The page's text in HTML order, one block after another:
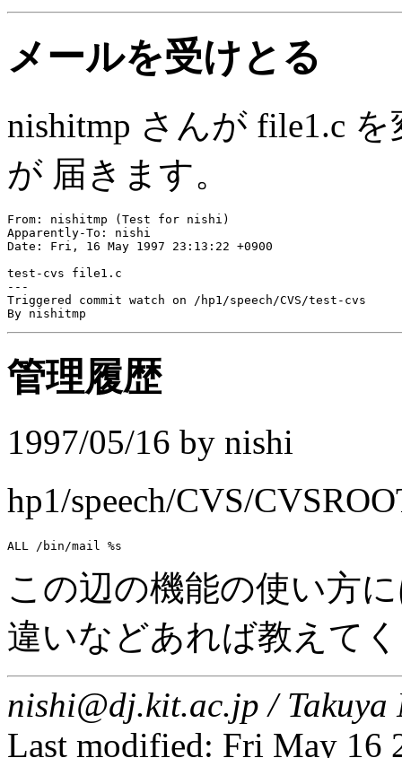
メールを受けとる
nishitmp さんが file1.c
が 届きます。
From: nishitmp (Test for nishi)
Apparently-To: nishi
Date: Fri, 16 May 1997 23:13:22 +0900
test-cvs file1.c
---
Triggered commit watch on /hp1/speech/CVS/test-cvs
管理履歴
1997/05/16 by nishi
hp1/speech/CVS/
この辺の機能の使い方
違いなどあれば教えて
nishi@dj.kit.ac.jp / Takuya
Last modified: Fri May 16